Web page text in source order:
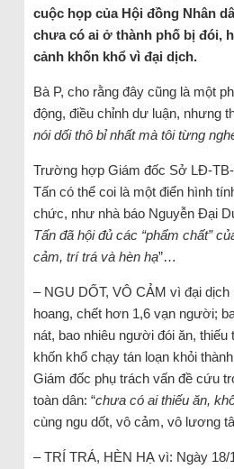
cuộc họp của Hội đồng Nhân
chưa có ai ở thành phố bị đói,
cảnh khốn khổ vì đại dịch.
Bà P, cho rằng đây cũng là một
động, điều chỉnh dư luận, nhưng
nói dối thô bỉ nhất mà tôi từng
Trường hợp Giám đốc Sở LĐ-
Tấn có thể coi là một điển hình
chức, như nhà báo Nguyễn Đại
Tấn đã hội đủ các “phẩm chất”
cảm, trí trá và hèn hạ”…
– NGU DỐT, VÔ CẢM vì đại dịch
hoang, chết hơn 1,6 vạn người;
nát, bao nhiêu người đói ăn,
khốn khổ chạy tán loạn khỏi
Giám đốc phụ trách vấn đề cứu
toàn dân: “chưa có ai thiếu ăn,
cùng ngu dốt, vô cảm, vô lương
– TRÍ TRÁ, HÈN HẠ vì: Ngày